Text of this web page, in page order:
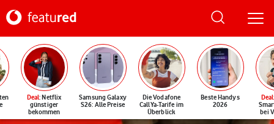
Deal: Netflix
günstiger
bekommen
Samsung Galaxy
S26: Alle Preise
Die Vodafone
CallYa-Tarife im
Überblick
Beste Handys
2026
Deal
bei